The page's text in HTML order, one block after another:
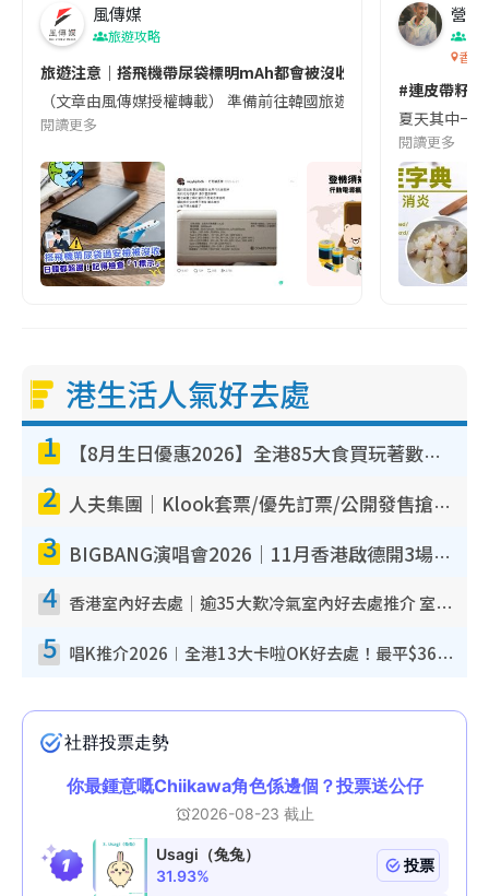
風傳媒
旅遊攻略
旅遊注意｜搭飛機帶尿袋標明mAh都會被沒收😱出發前切記檢查
（文章由風傳媒授權轉載） 準備前往韓國旅遊的民眾，近期要
閱讀更多
營養
香港
#連皮帶籽
夏天其中一
閱讀更多
港生活人氣好去處
1 【8月生日優惠2026】全港85大食買玩著數攻略 自助餐/火鍋放題同行免費＋誠品/DONKI送現金券
2 人夫集團｜Klook套票/優先訂票/公開發售搶飛攻略！附票價.購票連結.場地座位表
3 BIGBANG演唱會2026｜11月香港啟德開3場！實名制VIP申請、優先購票攻略
4 香港室內好去處｜逾35大歎冷氣室內好去處推介 室內活動免費避雨無懼落雨
5 唱K推介2026︱全港13大卡啦OK好去處！最平$36起 日文K都有！(附地址+收費詳情)